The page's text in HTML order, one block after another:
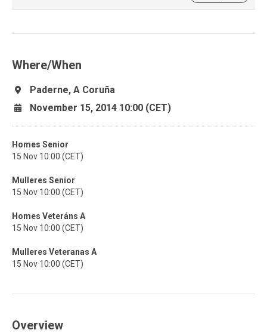
Where/When
Paderne, A Coruña
November 15, 2014 10:00 (CET)
Homes Senior
15 Nov 10:00 (CET)
Mulleres Senior
15 Nov 10:00 (CET)
Homes Veteráns A
15 Nov 10:00 (CET)
Mulleres Veteranas A
15 Nov 10:00 (CET)
Overview